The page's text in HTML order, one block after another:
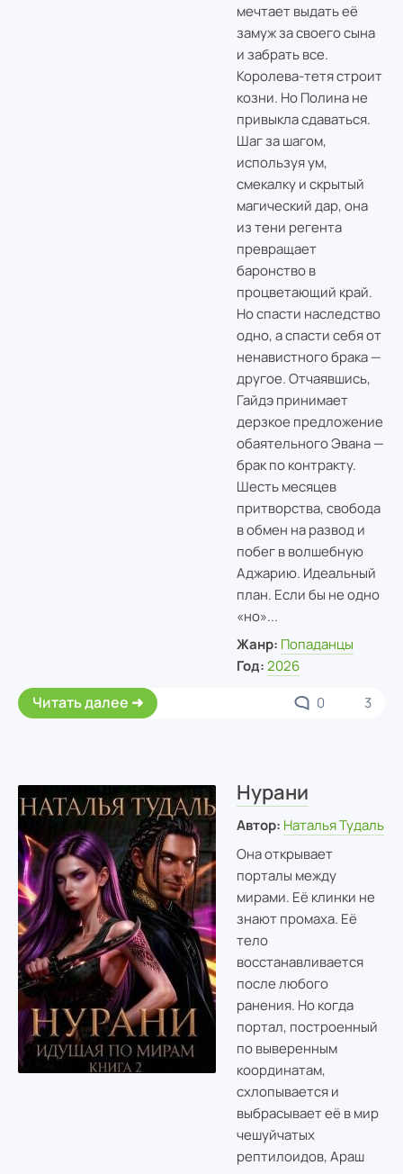
мечтает выдать её
замуж за своего сына
и забрать все.
Королева-тетя строит
козни. Но Полина не
привыкла сдаваться.
Шаг за шагом,
используя ум,
смекалку и скрытый
магический дар, она
из тени регента
превращает
баронство в
процветающий край.
Но спасти наследство
одно, а спасти себя от
ненавистного брака —
другое. Отчаявшись,
Гайдэ принимает
дерзкое предложение
обаятельного Эвана —
брак по контракту.
Шесть месяцев
притворства, свобода
в обмен на развод и
побег в волшебную
Аджарию. Идеальный
план. Если бы не одно
«но»...
Жанр: Попаданцы
Год: 2026
Читать далее 0 3
Нурани
Автор: Наталья Тудаль
Она открывает
порталы между
мирами. Её клинки не
знают промаха. Её
тело
восстанавливается
после любого
ранения. Но когда
портал, построенный
по выверенным
координатам,
схлопывается и
выбрасывает её в мир
чешуйчатых
рептилоидов, Араш